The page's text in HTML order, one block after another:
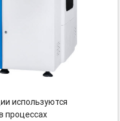
используются
процессах